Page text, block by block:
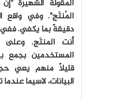
المقولة الشهيرة
المُنتَج". وفي واقع
دقيقةً بما يكفي. ففي
أنت المنتَج. وعلى
المستخدمين بجمع
قليلًا منهم يعي
البيانات، لاسيما